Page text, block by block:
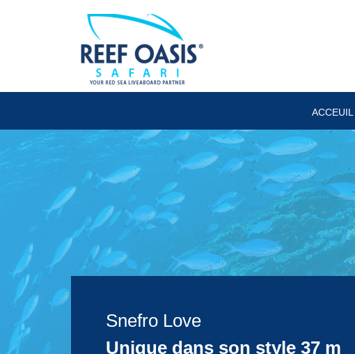
ACCEUIL
Snefro Love
Unique dans son style 37 m